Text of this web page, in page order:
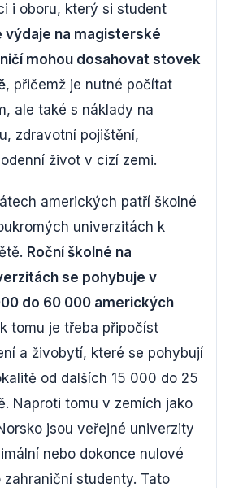
i oboru, který si student
výdaje na magisterské
mohou dosahovat stovek
, přičemž je nutné počítat
ale také s náklady na
zdravotní pojištění,
život v cizí zemi.
amerických patří školné
univerzitách k
Roční školné na
se pohybuje v
do 60 000 amerických
tomu je třeba připočíst
a živobytí, které se pohybují
od dalších 15 000 do 25
Naproti tomu v zemích jako
jsou veřejné univerzity
nebo dokonce nulové
zahraniční studenty. Tato